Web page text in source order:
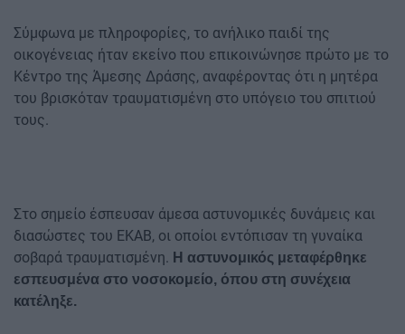
Σύμφωνα με πληροφορίες, το ανήλικο παιδί της
οικογένειας ήταν εκείνο που επικοινώνησε πρώτο με το
Κέντρο της Άμεσης Δράσης, αναφέροντας ότι η μητέρα
του βρισκόταν τραυματισμένη στο υπόγειο του σπιτιού
τους.
Στο σημείο έσπευσαν άμεσα αστυνομικές δυνάμεις και
διασώστες του ΕΚΑΒ, οι οποίοι εντόπισαν τη γυναίκα
σοβαρά τραυματισμένη. Η αστυνομικός μεταφέρθηκε
εσπευσμένα στο νοσοκομείο, όπου στη συνέχεια
κατέληξε.